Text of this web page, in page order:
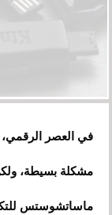
مشكلة بسيطة،
ماساتشوستس